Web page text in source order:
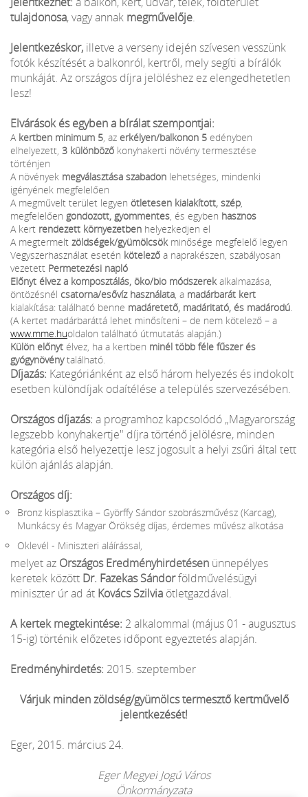
tulajdonosa, vagy annak megművelője.
Jelentkezéskor, illetve a verseny idején szívesen vesszünk
fotók készítését a balkonról, kertről, mely segíti a bírálók
munkáját. Az országos díjra jelöléshez ez elengedhetetlen
lesz!
Elvárások és egyben a bírálat szempontjai:
A kertben minimum 5, az erkélyen/balkonon 5 edényben
elhelyezett, 3 különböző konyhakerti növény termesztése
történjen
A növények megválasztása szabadon lehetséges, mindenki
igényének megfelelően
A megművelt terület legyen ötletesen kialakított, szép,
megfelelően gondozott, gyommentes, és egyben hasznos
A kert rendezett környezetben helyezkedjen el
A megtermelt zöldségek/gyümölcsökminősége megfelelő legyen
Vegyszerhasználat esetén kötelező a naprakészen, szabályosan
vezetett Permetezési napló
Előnyt élvez a komposztálás, öko/bio módszerekalkalmazása,
öntözésnél csatorna/esővíz használata, a madárbarát kert
kialakítása: található benne madáretető, madáritató, és madárodú.
(A kertet madárbaráttá lehet minősíteni – de nem kötelező – a
www.mme.huoldalon található útmutatás alapján.)
Külön előnyt élvez, ha a kertben minél több féle fűszer és
gyógynövénytalálható.
Díjazás: Kategóriánként az első három helyezés és indokolt
esetben különdíjak odaítélése a település szervezésében.
Országos díjazás: a programhoz kapcsolódó „Magyarország
legszebb konyhakertje" díjra történő jelölésre, minden
kategória első helyezettje lesz jogosult a helyi zsűri által tett
külön ajánlás alapján.
Országos díj:
Bronz kisplasztika – Györffy Sándor szobrászművész (Karcag),
Munkácsy és Magyar Örökség díjas, érdemes művész alkotása
Oklevél - Miniszteri aláírással,
melyet az Országos Eredményhirdetésen ünnepélyes
keretek között Dr. Fazekas Sándorföldművelésügyi
miniszter úr ad át Kovács Szilvia ötletgazdával.
A kertek megtekintése: 2 alkalommal (május 01 - augusztus
15-ig) történik előzetes időpont egyeztetés alapján.
Eredményhirdetés: 2015. szeptember
Várjuk minden zöldség/gyümölcs termesztő kertművelő
jelentkezését!
Eger, 2015. március 24.
Eger Megyei Jogú Város
Önkormányzata